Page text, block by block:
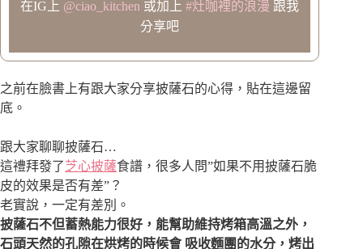
在IG上 @ciao_kitchen 或加上#灶咖裡的浪漫 跟我
分享吧
之前在臉書上有跟大家分享披薩石的心得，貼在這邊留
底。
跟大家聊聊披薩石…
這禮拜發了芝心披薩食譜，很多人問”如果不用披薩石脆
皮的效果是否有差”？
老實說，一定有差別。
披薩石不但蓄熱能力很好 ，能幫助維持烤箱高溫之外，
石頭天然的孔隙在烘烤的時候會 吸收麵團的水分，烤出